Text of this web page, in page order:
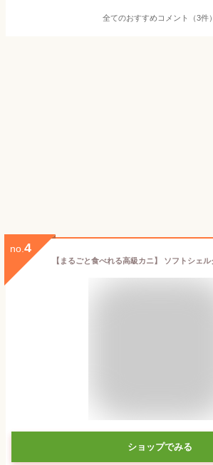
全てのおすすめコメント（3件）
no. 4
ショップでみる